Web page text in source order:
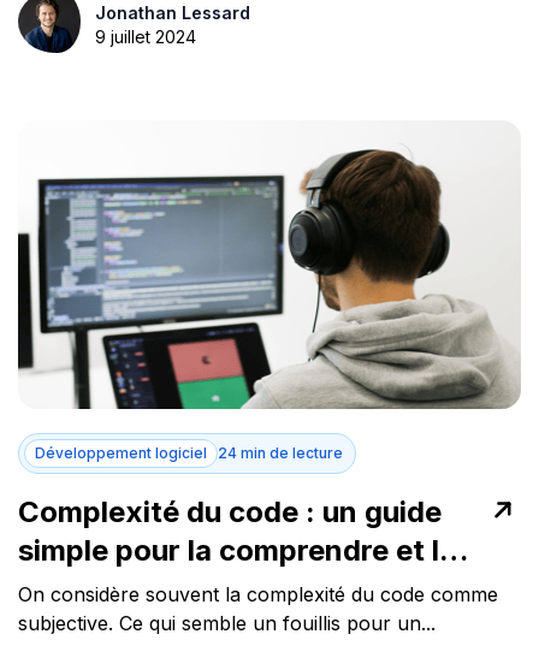
Jonathan Lessard
9 juillet 2024
Développement logiciel 24 min de lecture
Complexité du code : un guide
simple pour la comprendre et la
mesurer
On considère souvent la complexité du code comme
subjective. Ce qui semble un fouillis pour un...